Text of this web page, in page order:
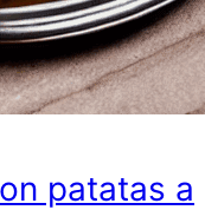
patatas a